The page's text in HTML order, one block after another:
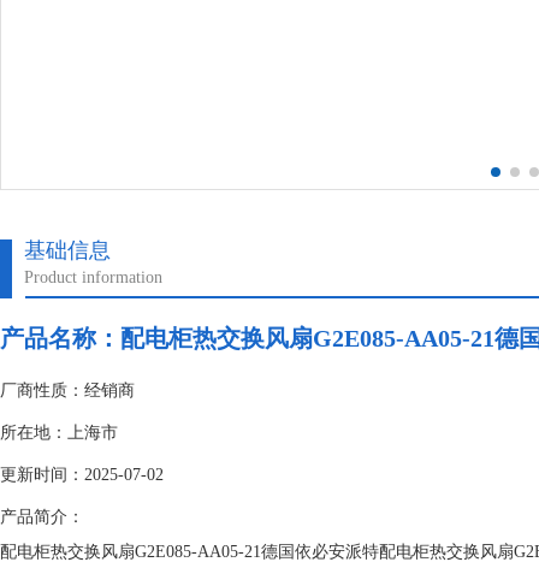
基础信息
Product information
产品名称：配电柜热交换风扇G2E085-AA05-21德
厂商性质：经销商
所在地：上海市
更新时间：2025-07-02
产品简介：
配电柜热交换风扇G2E085-AA05-21德国依必安派特配电柜热交换风扇